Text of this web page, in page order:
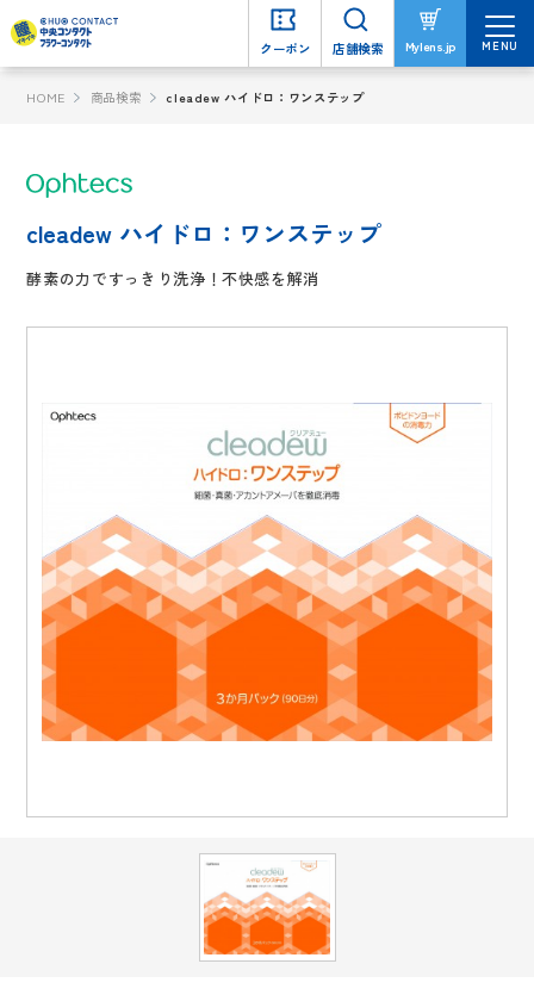
クーポン 店舗検索 Mylens.jp MENU
HOME 商品検索 cleadew ハイドロ：ワンステップ
cleadew ハイドロ：ワンステップ
酵素の力ですっきり洗浄！不快感を解消
クーポン 店舗検索 Mylens.jp MENU